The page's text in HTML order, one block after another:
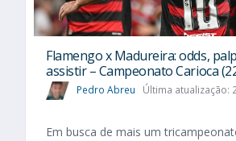
Flamengo x Madureira: odds,
assistir – Campeonato Carioca
Pedro Abreu Última atualização:
Em busca de mais um